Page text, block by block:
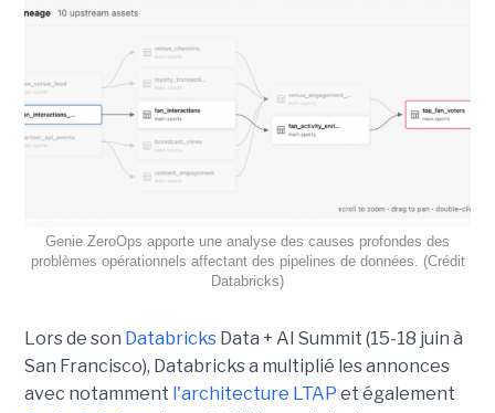
Genie ZeroOps apporte une analyse des causes profondes des
problèmes opérationnels affectant des pipelines de données. (Crédit
Databricks)
Lors de son DatabricksData + AI Summit (15-18 juin à
San Francisco), Databricks a multiplié les annonces
avec notamment l'architecture LTAP et également